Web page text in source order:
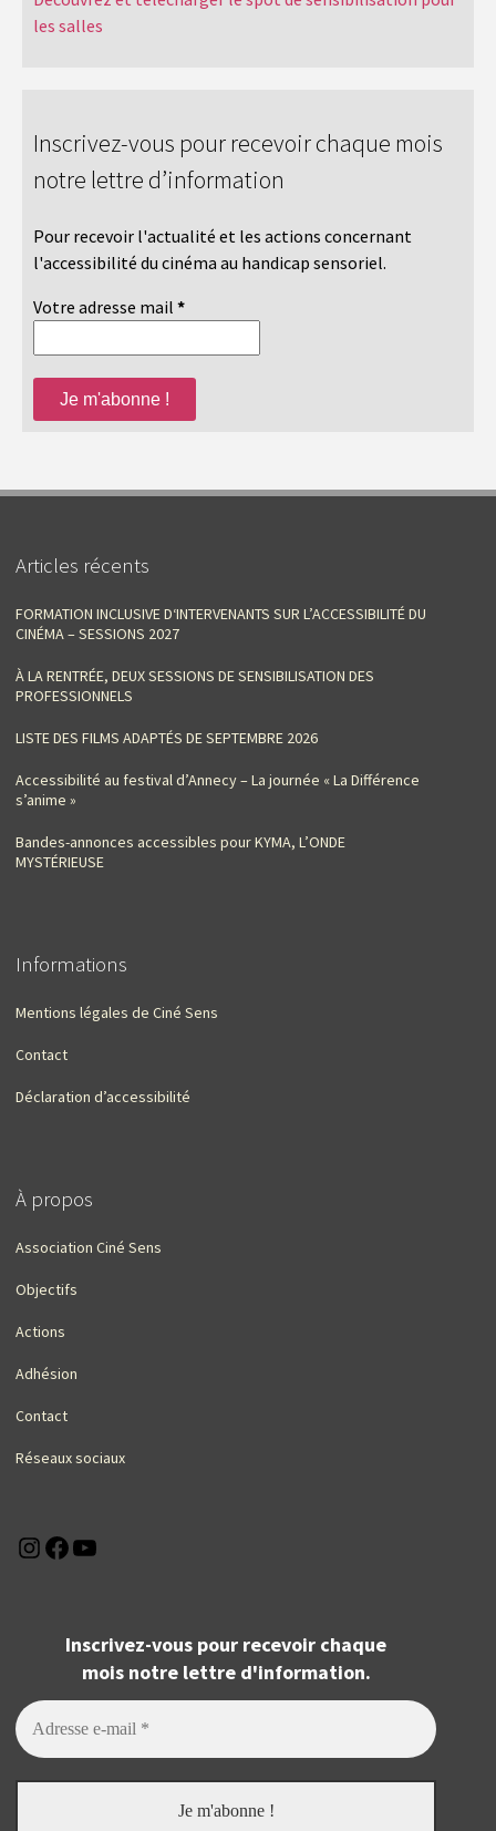
les salles
Inscrivez-vous pour recevoir chaque mois
notre lettre d’information
Pour recevoir l'actualité et les actions concernant
l'accessibilité du cinéma au handicap sensoriel.
Votre adresse mail *
Articles récents
FORMATION INCLUSIVE D‘INTERVENANTS SUR L’ACCESSIBILITÉ DU
CINÉMA – SESSIONS 2027
À LA RENTRÉE, DEUX SESSIONS DE SENSIBILISATION DES
PROFESSIONNELS
LISTE DES FILMS ADAPTÉS DE SEPTEMBRE 2026
Accessibilité au festival d’Annecy – La journée « La Différence
s’anime »
Bandes-annonces accessibles pour KYMA, L’ONDE
MYSTÉRIEUSE
Informations
Mentions légales de Ciné Sens
Contact
Déclaration d’accessibilité
À propos
Association Ciné Sens
Objectifs
Actions
Adhésion
Contact
Réseaux sociaux
Instagram
Facebook
Inscrivez-vous pour recevoir chaque
mois notre lettre d'information.